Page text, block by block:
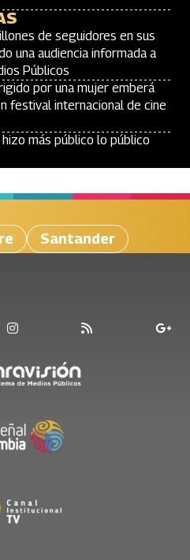
de seguidores en sus
una audiencia informada a
Públicos
por una mujer emberá
festival internacional de cine
más público lo público
Santander